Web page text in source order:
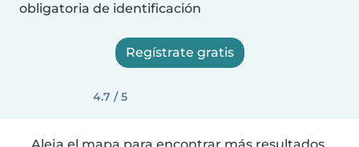
obligatoria de identificación
Regístrate gratis
4.7 / 5